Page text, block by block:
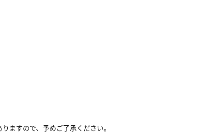
ますので、予めご了承ください。